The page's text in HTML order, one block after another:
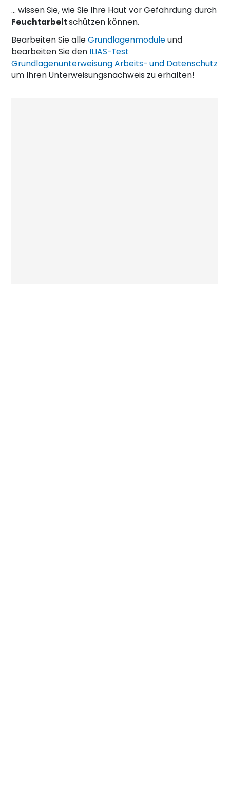
… wissen Sie, wie Sie Ihre Haut vor Gefährdung durch
Feuchtarbeitschützen können.
Bearbeiten Sie alleGrundlagenmoduleund
bearbeiten Sie den ILIAS-Test
Grundlagenunterweisung Arbeits- und Datenschutz
um Ihren Unterweisungsnachweis zu erhalten!